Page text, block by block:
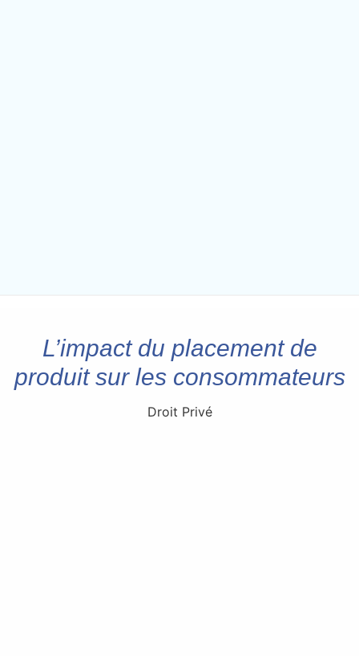
L’impact du placement de
produit sur les consommateurs
Droit Privé